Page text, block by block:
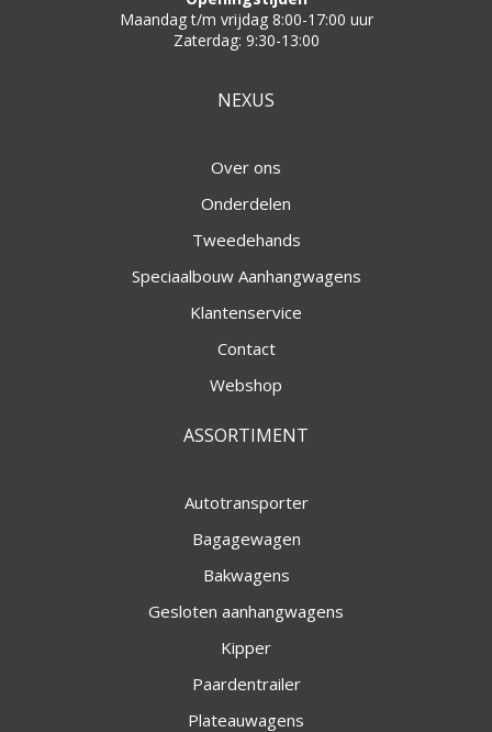
Maandag t/m vrijdag 8:00-17:00 uur
Zaterdag: 9:30-13:00
NEXUS
Over ons
Onderdelen
Tweedehands
Speciaalbouw Aanhangwagens
Klantenservice
Contact
Webshop
ASSORTIMENT
Autotransporter
Bagagewagen
Bakwagens
Gesloten aanhangwagens
Kipper
Paardentrailer
Plateauwagens